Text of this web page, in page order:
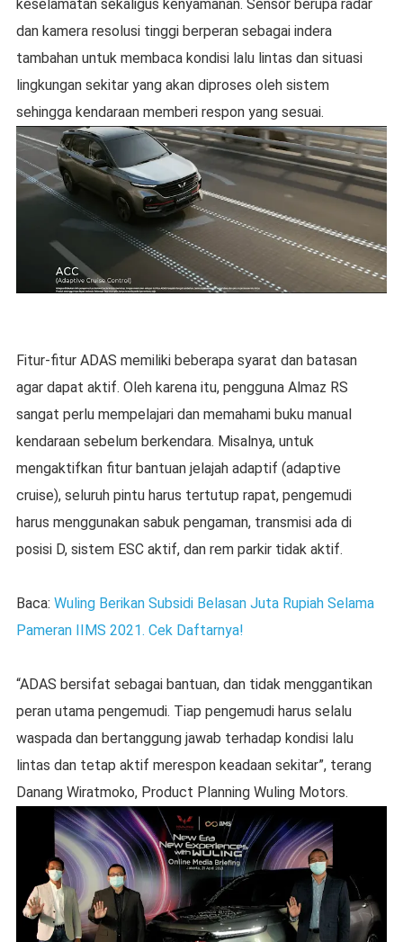
keselamatan sekaligus kenyamanan. Sensor berupa radar
dan kamera resolusi tinggi berperan sebagai indera
tambahan untuk membaca kondisi lalu lintas dan situasi
lingkungan sekitar yang akan diproses oleh sistem
sehingga kendaraan memberi respon yang sesuai.
Fitur-fitur ADAS memiliki beberapa syarat dan batasan
agar dapat aktif. Oleh karena itu, pengguna Almaz RS
sangat perlu mempelajari dan memahami buku manual
kendaraan sebelum berkendara. Misalnya, untuk
mengaktifkan fitur bantuan jelajah adaptif (adaptive
cruise), seluruh pintu harus tertutup rapat, pengemudi
harus menggunakan sabuk pengaman, transmisi ada di
posisi D, sistem ESC aktif, dan rem parkir tidak aktif.
Baca: Wuling Berikan Subsidi Belasan Juta Rupiah Selama
Pameran IIMS 2021. Cek Daftarnya!
“ADAS bersifat sebagai bantuan, dan tidak menggantikan
peran utama pengemudi. Tiap pengemudi harus selalu
waspada dan bertanggung jawab terhadap kondisi lalu
lintas dan tetap aktif merespon keadaan sekitar”, terang
Danang Wiratmoko, Product Planning Wuling Motors.